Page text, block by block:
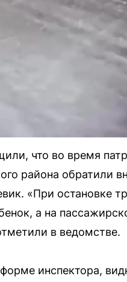
что во время
района обратили
«При остановке
а на
в ведомстве.
инспектора,